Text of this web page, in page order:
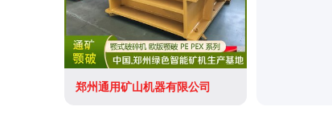
郑州通用矿山机器有限公司